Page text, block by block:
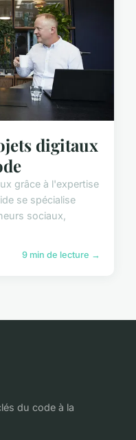
digitaux
grâce à l'expertise
se spécialise
sociaux,
9 min de lecture →
du code à la